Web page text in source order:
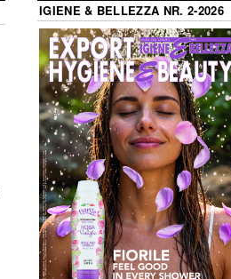
IGIENE & BELLEZZA NR. 2-2026